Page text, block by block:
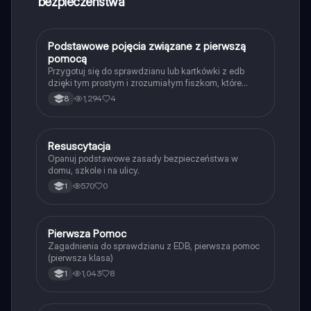
PEdukacja dla bezpieczeństwa
Podstawowe pojęcia związane z pierwszą
pomocą
Przygotuj się do sprawdzianu lub kartkówki z edb
dzięki tym prostym i zrozumiałym fiszkom, które
wprowadzą Cię w podstawowe pojęcia z tej
dziedziny nauki.
8 1,294 4
REdukacja dla bezpieczeństwa
Resuscytacja
Opanuj podstawowe zasady bezpieczeństwa w
domu, szkole i na ulicy.
1 570 0
Edukacja dla bezpieczeństwa
Pierwsza Pomoc
Zagadnienia do sprawdzianu z EDB, pierwsza pomoc
(pierwsza klasa)
1 1,043 8